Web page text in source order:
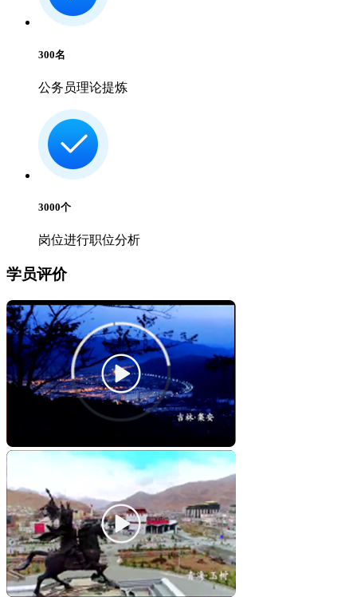
300名
公务员理论提炼
3000个
岗位进行职位分析
学员评价